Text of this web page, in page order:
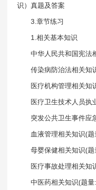
识）真题及答案
3.章节练习
1.相关基本知识
中华人民共和国宪法
传染病防治法相关知
医疗机构管理相关知
医疗卫生技术人员执
突发公共卫生事件应
血液管理相关知识(
母婴保健相关知识(
医疗事故处理相关知
中医药相关知识(题量